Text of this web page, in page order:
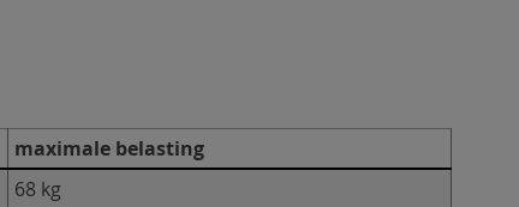
maximale belasting
68 kg